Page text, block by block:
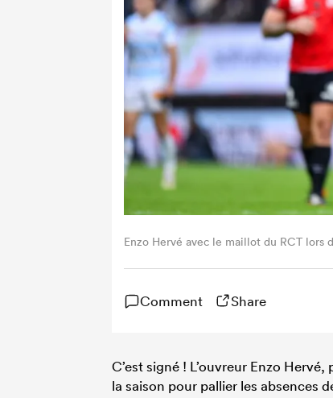
Enzo Hervé avec le maillot du RCT lors
Comment Share
C’est signé ! L’ouvreur Enzo
la saison pour pallier les absences